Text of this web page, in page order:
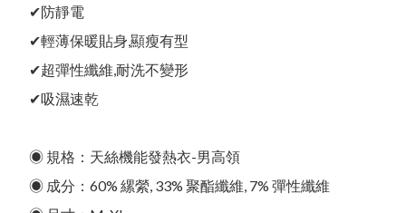
新品上市
預購商品
夏日防曬
本月人氣王
品牌故事
商品常見問題
購物常見問題
會員常見問題
售後服務問題
合作提案
其他說明 購物流程
會員需知
售後服務
✔防靜電
✔輕薄保暖貼身,顯瘦有型
✔超彈性纖維,耐洗不變形
✔吸濕速乾
◉ 規格：天絲機能發熱衣-男高領
◉ 成分：60% 縲縈, 33% 聚酯纖維, 7% 彈性纖維